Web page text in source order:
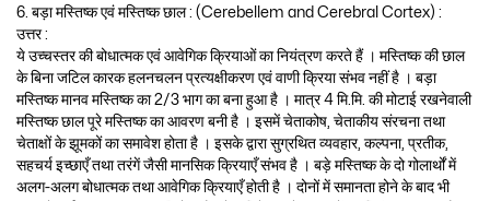
6. बड़ा मस्तिष्क एवं मस्तिष्क छाल : (Cerebellem and Cerebral Cortex) :
उत्तर :
ये उच्चस्तर की बोधात्मक एवं आवेगिक क्रियाओं का नियंत्रण करते हैं । मस्तिष्क की छाल
के बिना जटिल कारक हलनचलन प्रत्यक्षीकरण एवं वाणी क्रिया संभव नहीं है । बड़ा
मस्तिष्क मानव मस्तिष्क का 2/3 भाग का बना हुआ है । मात्र 4 मि.मि. की मोटाई रखनेवाली
मस्तिष्क छाल पूरे मस्तिष्क का आवरण बनी है । इसमें चेताकोष, चेताकीय संरचना तथा
चेताक्षों के झूमकों का समावेश होता है । इसके द्वारा सुग्रथित व्यवहार, कल्पना, प्रतीक,
सहचर्य इच्छाएँ तथा तरंगें जैसी मानसिक क्रियाएँ संभव है । बड़े मस्तिष्क के दो गोलार्थों में
अलग-अलग बोधात्मक तथा आवेगिक क्रियाएँ होती है । दोनों में समानता होने के बाद भी